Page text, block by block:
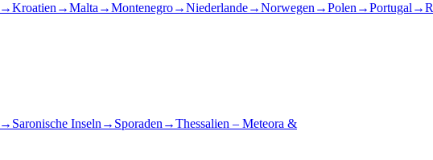
→Kroatien →Malta →Montenegro→Niederlande→Norwegen →Polen →Portugal →
→ Saronische Inseln → Sporaden →Thessalien – Meteora &